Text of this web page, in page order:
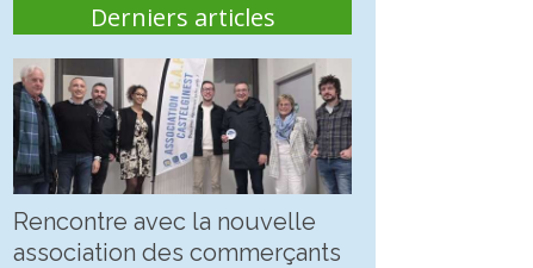
Derniers articles
Rencontre avec la nouvelle
association des commerçants